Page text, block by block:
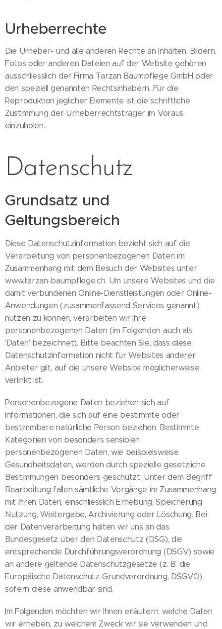
Urheberrechte
Die Urheber- und alle anderen Rechte an Inhalten, Bildern,
Fotos oder anderen Dateien auf der Website gehören
ausschliesslich der Firma Tarzan Baumpflege GmbH oder
den speziell genannten Rechtsinhabern. Für die
Reproduktion jeglicher Elemente ist die schriftliche
Zustimmung der Urheberrechtsträger im Voraus
einzuholen.
Datenschutz
Grundsatz und
Geltungsbereich
Diese Datenschutzinformation bezieht sich auf die
Verarbeitung von personenbezogenen Daten im
Zusammenhang mit dem Besuch der Websites unter
www.tarzan-baumpflege.ch. Um unsere Websites und die
damit verbundenen Online-Dienstleistungen oder Online-
Anwendungen (zusammenfassend Services genannt)
nutzen zu können, verarbeiten wir Ihre
personenbezogenen Daten (im Folgenden auch als
'Daten' bezeichnet). Bitte beachten Sie, dass diese
Datenschutzinformation nicht für Websites anderer
Anbieter gilt, auf die unsere Website möglicherweise
verlinkt ist.
Personenbezogene Daten beziehen sich auf
Informationen, die sich auf eine bestimmte oder
bestimmbare natürliche Person beziehen. Bestimmte
Kategorien von besonders sensiblen
personenbezogenen Daten, wie beispielsweise
Gesundheitsdaten, werden durch spezielle gesetzliche
Bestimmungen besonders geschützt. Unter dem Begriff
Bearbeitung fallen sämtliche Vorgänge im Zusammenhang
mit Ihren Daten, einschliesslich Erhebung, Speicherung,
Nutzung, Weitergabe, Archivierung oder Löschung. Bei
der Datenverarbeitung halten wir uns an das
Bundesgesetz über den Datenschutz (DSG), die
entsprechende Durchführungsverordnung (DSGV) sowie
an andere geltende Datenschutzgesetze (z. B. die
Europäische Datenschutz-Grundverordnung, DSGVO),
sofern diese anwendbar sind.
Im Folgenden möchten wir Ihnen erläutern, welche Daten
wir erheben, zu welchem Zweck wir sie verwenden und